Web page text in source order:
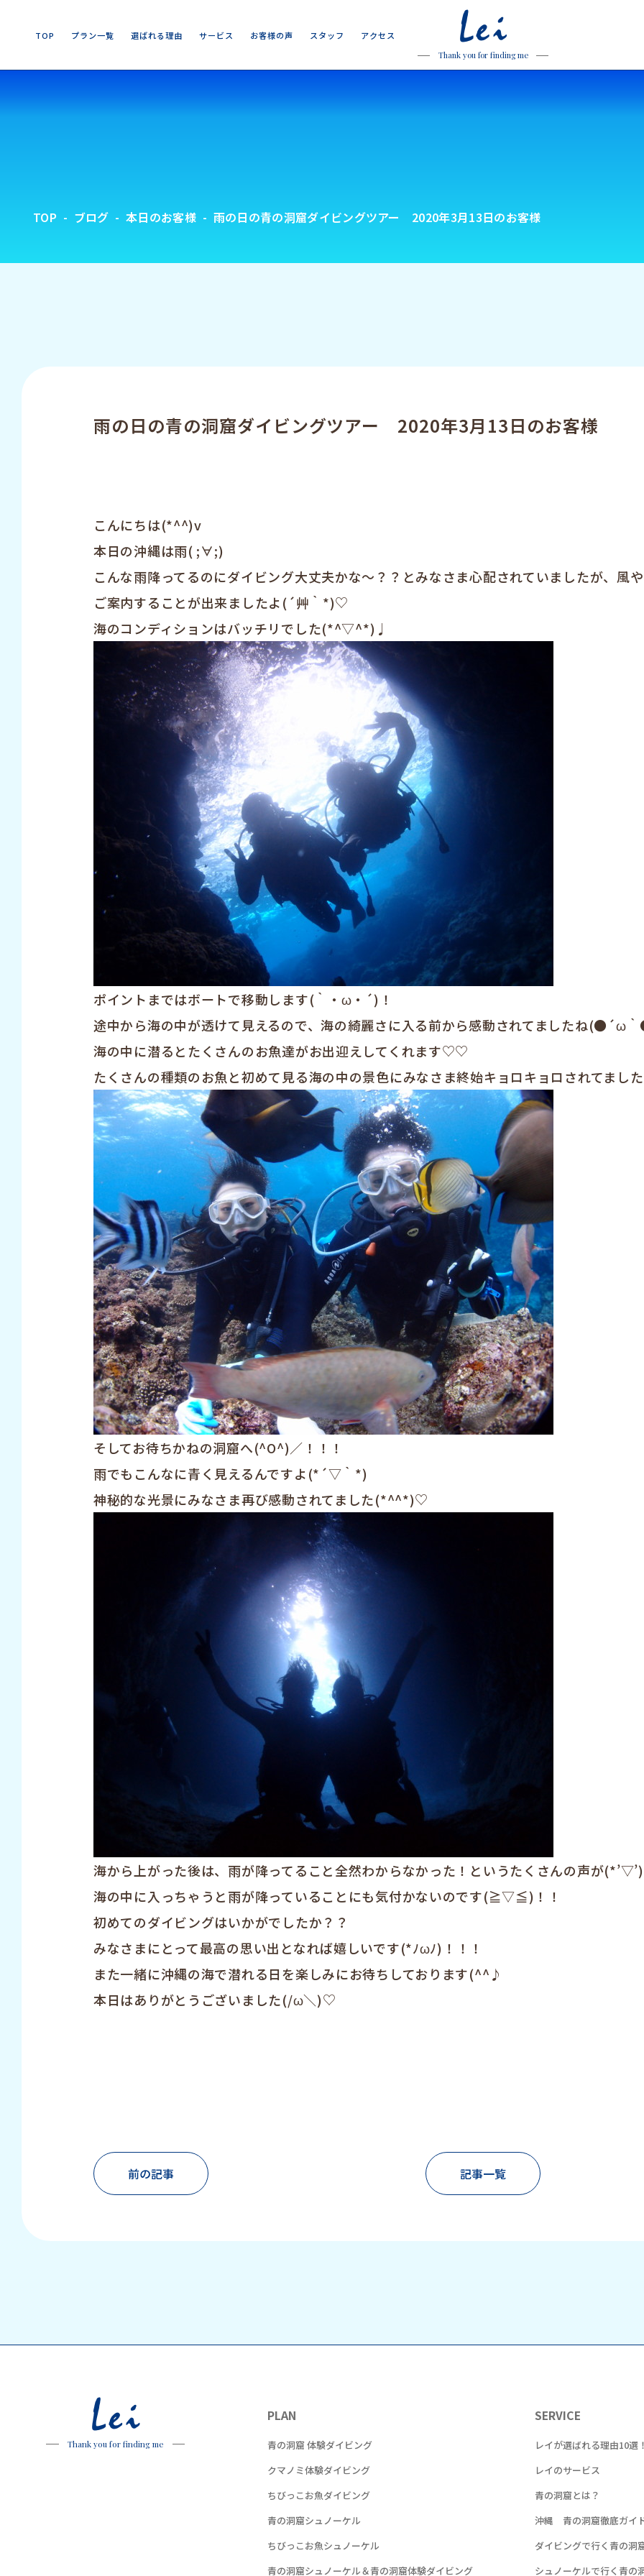
Lei
Thank you for finding me
TOP プラン一覧 選ばれる理由 サービス お客様の声 スタ ッフ アクセス
TOP ブログ 本日のお客様 雨の日の青の洞窟ダイビングツアー 2020年3月13日のお客様
雨の日の青の洞窟ダイビングツアー 2020年3月13日のお客様
こんにちは(*^^)v
本日の沖縄は雨( ;∀;)
こんな雨降ってるのにダイビング大丈夫かな～？？とみなさま心配されていましたが、風
ご案内することが出来ましたよ(´艸｀*)♡
海のコンディションはバッチリでした(*^▽^*)♩
ポイントまではボートで移動します(｀・ω・´)！
途中から海の中が透けて見えるので、海の綺麗さに入る前から感動されてましたね(●´ω
海の中に潜るとたくさんのお魚達がお出迎えしてくれます♡♡
たくさんの種類のお魚と初めて見る海の中の景色にみなさま終始キョロキョロされてま
そしてお待ちかねの洞窟へ(^O^)／！！！
雨でもこんなに青く見えるんですよ(*´▽｀*)
神秘的な光景にみなさま再び感動されてました(*^^*)♡
海から上がった後は、雨が降ってること全然わからなかった！というたくさんの声が
海の中に入っちゃうと雨が降っていることにも気付かないのです(≧▽≦)！！
初めてのダイビングはいかがでしたか？？
みなさまにとって最高の思い出となれば嬉しいです(*ﾉωﾉ)！！！
また一緒に沖縄の海で潜れる日を楽しみにお待ちしております(^^♪
本日はありがとうございました(/ω＼)♡
前の記事 記事一覧
Lei
Thank you for finding me
PLAN
青の洞窟 体験ダイビング
クマノミ体験ダイビング
ちびっこお魚ダイビング
青の洞窟シュノーケル
ちびっこお魚シュノーケル
青の洞窟シュノーケル＆青の洞窟体験ダイビング
SERVICE
レイが選ばれる理由10選
レイのサービス
青の洞窟とは？
沖縄 青の洞窟徹底ガイ
ダイビングで行く青の洞
シュノーケルで行く青の